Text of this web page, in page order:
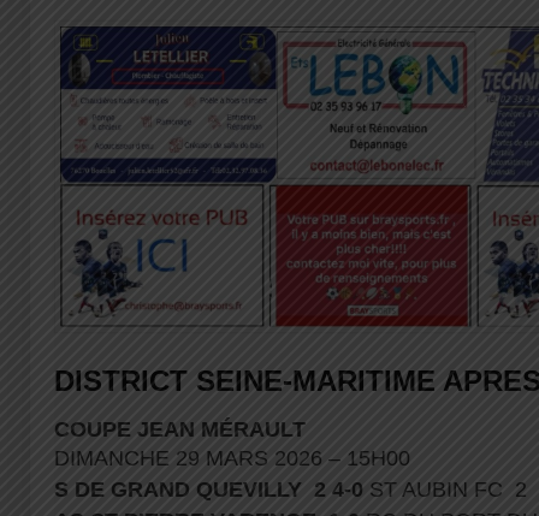
DISTRICT SEINE-MARITIME
COUPE JEAN MÉRAULT
DIMANCHE 29 MARS 2026 – 15H00
S DE GRAND QUEVILLY 2 4-0 ST AUBIN FC 2